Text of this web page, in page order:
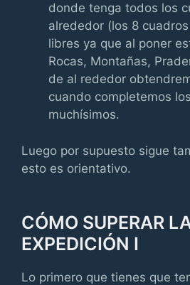
donde tenga todos los
alrededor (los 8
libres ya que al poner
Rocas, Montañas,
de al rededor
cuando completemos
muchísimos.
Luego por supuesto sigue
esto es orientativo.
CÓMO SUPERAR
EXPEDICIÓN I
Lo primero que tienes que